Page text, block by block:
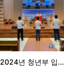
2024년 청년부 입...